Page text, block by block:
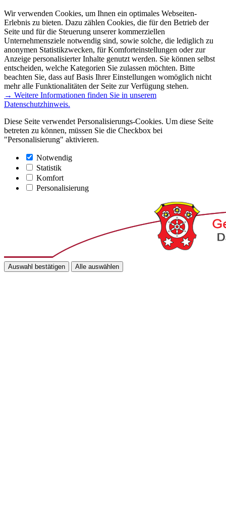
Wir verwenden Cookies, um Ihnen ein optimales Webseiten-
Erlebnis zu bieten. Dazu zählen Cookies, die für den Betrieb der
Seite und für die Steuerung unserer kommerziellen
Unternehmensziele notwendig sind, sowie solche, die lediglich zu
anonymen Statistikzwecken, für Komforteinstellungen oder zur
Anzeige personalisierter Inhalte genutzt werden. Sie können selbst
entscheiden, welche Kategorien Sie zulassen möchten. Bitte
beachten Sie, dass auf Basis Ihrer Einstellungen womöglich nicht
mehr alle Funktionalitäten der Seite zur Verfügung stehen.
→ Weitere Informationen finden Sie in unserem
Datenschutzhinweis.
Diese Seite verwendet Personalisierungs-Cookies. Um diese Seite
betreten zu können, müssen Sie die Checkbox bei
"Personalisierung" aktivieren.
Notwendig
Statistik
Komfort
Personalisierung
Auswahl bestätigen Alle auswählen